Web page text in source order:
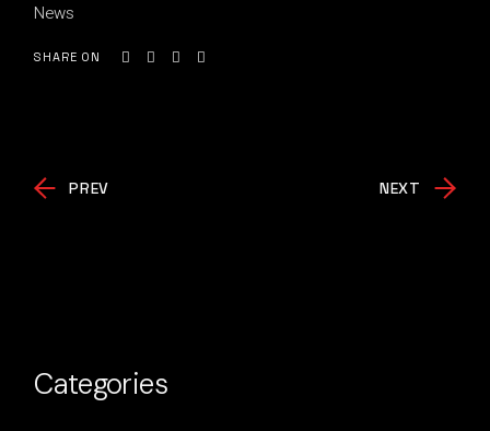
News
SHARE ON
PREV NEXT
Categories